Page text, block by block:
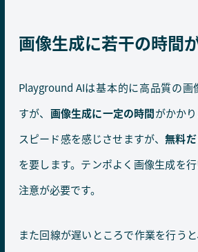
画像生成に若干の時間
Playground AIは基本的に高品質の画
すが、 画像生成に一定の時間がかか
スピード感を感じさせますが、無料
を要します。テンポよく画像生成を
注意が必要です。
また回線が遅いところで作業を行うと